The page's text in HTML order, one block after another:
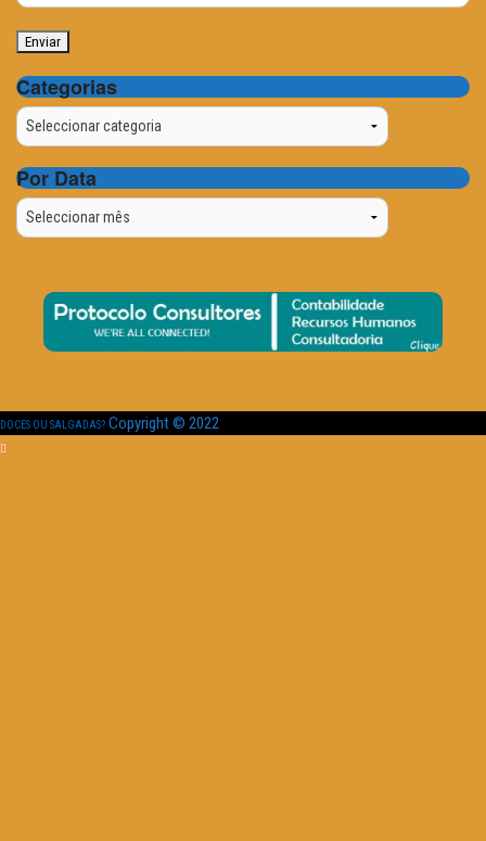
Categorias
Categorias
Por Data
Por
Data
DOCES OU SALGADAS? Copyright © 2022